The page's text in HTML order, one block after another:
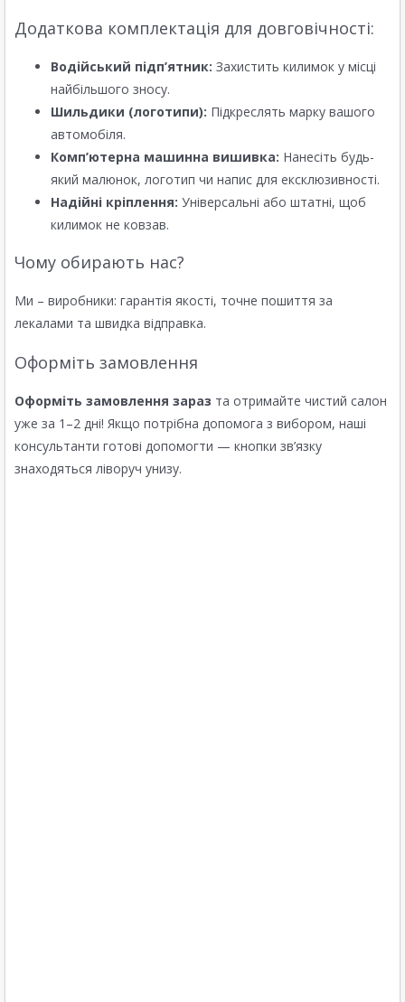
Додаткова комплектація для довговічності:
Водійський підп’ятник: Захистить килимок у місці
найбільшого зносу.
Шильдики (логотипи): Підкреслять марку вашого
автомобіля.
Комп’ютерна машинна вишивка: Нанесіть будь-
який малюнок, логотип чи напис для ексклюзивності.
Надійні кріплення: Універсальні або штатні, щоб
килимок не ковзав.
Чому обирають нас?
Ми – виробники: гарантія якості, точне пошиття за
лекалами та швидка відправка.
Оформіть замовлення
Оформіть замовлення зараз та отримайте чистий салон
уже за 1–2 дні! Якщо потрібна допомога з вибором, наші
консультанти готові допомогти — кнопки зв’язку
знаходяться ліворуч унизу.